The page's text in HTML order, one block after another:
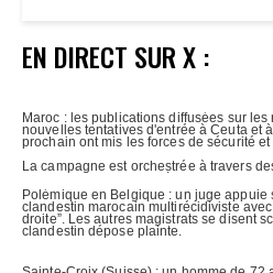
EN DIRECT SUR X :